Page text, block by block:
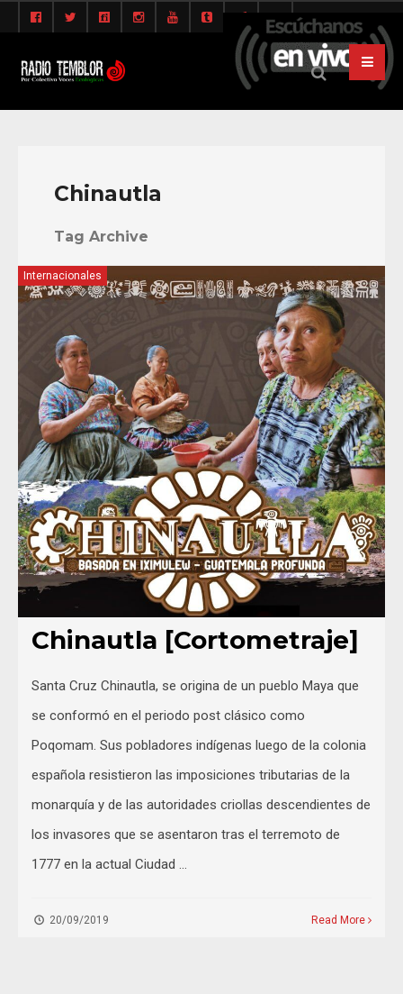
Chinautla
Tag Archive
Internacionales
Chinautla [Cortometraje]
Santa Cruz Chinautla, se origina de un pueblo Maya que
se conformó en el periodo post clásico como
Poqomam. Sus pobladores indígenas luego de la colonia
española resistieron las imposiciones tributarias de la
monarquía y de las autoridades criollas descendientes de
los invasores que se asentaron tras el terremoto de
1777 en la actual Ciudad …
20/09/2019 Read More